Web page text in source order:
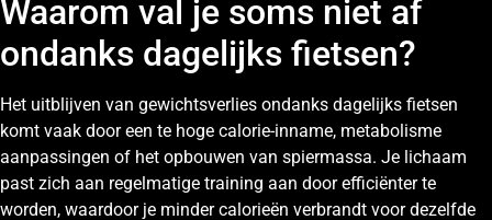
Waarom val je soms niet af
ondanks dagelijks fietsen?
Het uitblijven van gewichtsverlies ondanks dagelijks fietsen
komt vaak door een te hoge calorie-inname, metabolisme
aanpassingen of het opbouwen van spiermassa. Je lichaam
past zich aan regelmatige training aan door efficiënter te
worden, waardoor je minder calorieën verbrandt voor dezelfde